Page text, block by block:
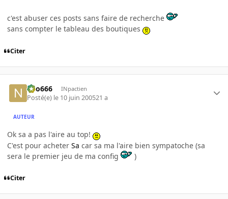
c'est abuser ces posts sans faire de recherche
sans compter le tableau des boutiques
Citer
neo666 INpactien
Posté(e) le 10 juin 200521 a
AUTEUR
Ok sa a pas l'aire au top!
C'est pour acheter Sa car sa ma l'aire bien sympatoche (sa
sera le premier jeu de ma config
)
Citer